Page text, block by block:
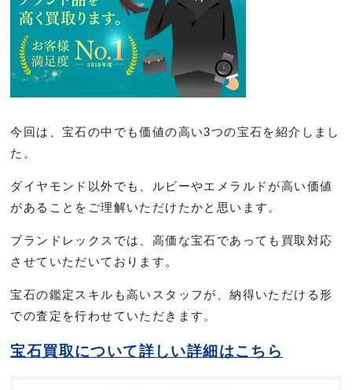
今回は、宝石の中でも価値の高い3つの宝石を紹介しまし
た。
ダイヤモンド以外でも、ルビーやエメラルドが高い価値
があることをご理解いただけたかと思います。
ブランドレックスでは、高価な宝石であっても買取対応
させていただいております。
宝石の鑑定スキルも高いスタッフが、納得いただける形
での査定を行わせていただきます。
宝石買取について詳しい詳細はこちら